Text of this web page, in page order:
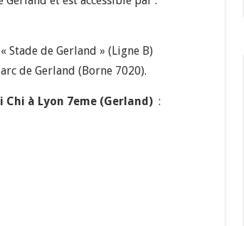
de Gerland » (Ligne B)
de Gerland (Borne 7020).
Chi à Lyon 7eme (Gerland):